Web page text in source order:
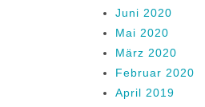
Juni 2020
Mai 2020
März 2020
Februar 2020
April 2019